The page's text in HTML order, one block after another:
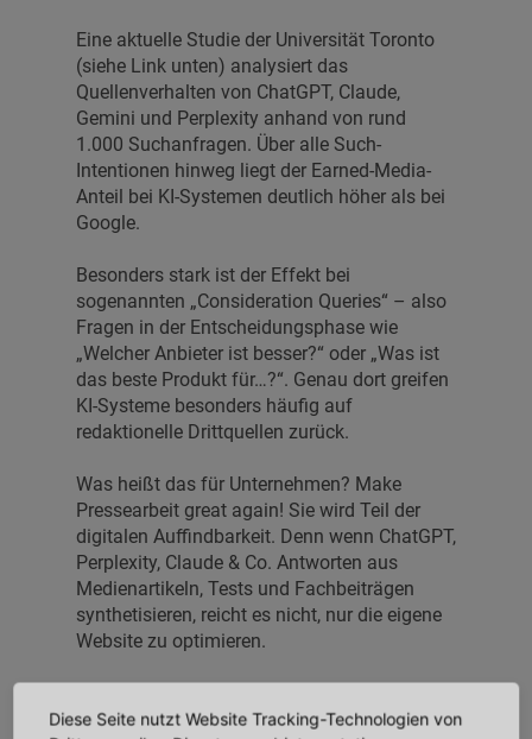
Eine aktuelle Studie der Universität Toronto
(siehe Link unten) analysiert das
Quellenverhalten von ChatGPT, Claude,
Gemini und Perplexity anhand von rund
1.000 Suchanfragen. Über alle Such-
Intentionen hinweg liegt der Earned-Media-
Anteil bei KI-Systemen deutlich höher als bei
Google.
Besonders stark ist der Effekt bei
sogenannten „Consideration Queries“ – also
Fragen in der Entscheidungsphase wie
„Welcher Anbieter ist besser?“ oder „Was ist
das beste Produkt für…?“. Genau dort greifen
KI-Systeme besonders häufig auf
redaktionelle Drittquellen zurück.
Was heißt das für Unternehmen? Make
Pressearbeit great again! Sie wird Teil der
digitalen Auffindbarkeit. Denn wenn ChatGPT,
Perplexity, Claude & Co. Antworten aus
Medienartikeln, Tests und Fachbeiträgen
synthetisieren, reicht es nicht, nur die eigene
Website zu optimieren.
außerhalb der eigenen Kanäle funktionieren:
Diese Seite nutzt Website Tracking-Technologien von